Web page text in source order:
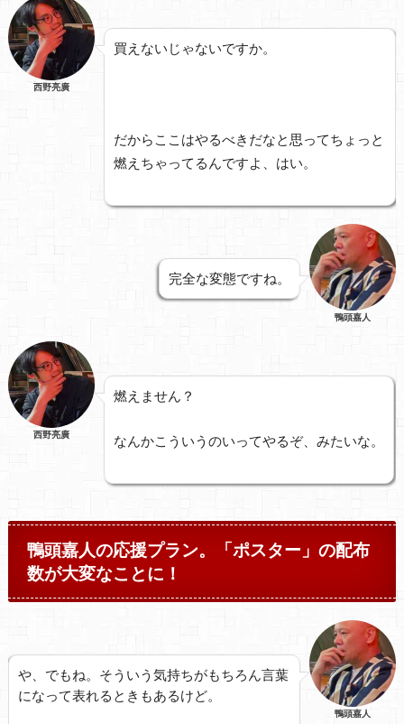
西野亮廣
買えないじゃないですか。
だからここはやるべきだなと思ってちょっと
燃えちゃってるんですよ、はい。
完全な変態ですね。
鴨頭嘉人
西野亮廣
燃えません？
なんかこういうのいってやるぞ、みたいな。
鴨頭嘉人の応援プラン。「ポスター」の配布
数が大変なことに！
や、でもね。そういう気持ちがもちろん言葉
になって表れるときもあるけど。
鴨頭嘉人